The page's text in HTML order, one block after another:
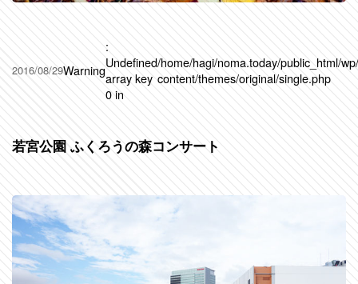
2016/08/29Warning
:
Undefined
array key
0 in
/home/hagi/noma.today/public_html/
content/themes/original/single.php
若宮公園 ふくろうの森コンサート